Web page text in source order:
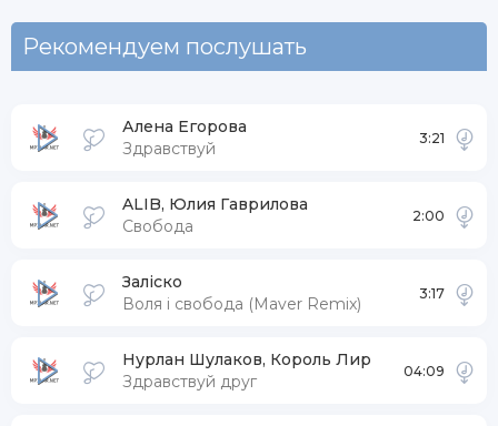
Рекомендуем послушать
Алена Егорова
Здравствуй
3:21
ALIB, Юлия Гаврилова
Свобода
2:00
Залiско
Воля і свобода (Maver Remix)
3:17
Нурлан Шулаков, Король Лир
Здравствуй друг
04:09